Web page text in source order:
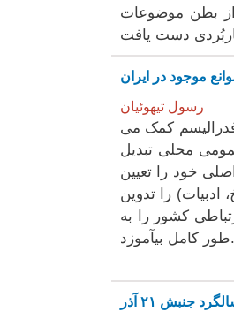
از بطن موضوعات
موجود در ایران
رسول تیهوئیان
کمک می
محلی تبدیل
خود را تعیین
را تدوین
کشور را به
طور کامل بیآموزد.